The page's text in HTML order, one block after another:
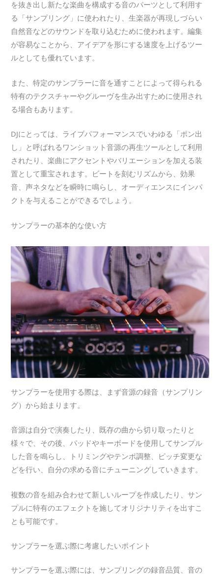
を抜き出し新たな楽曲を構成する音のパーツとして利用す
る「サンプリング」に使われたり、生楽器が再現しづらい
自然音などのサウンドを取り込むために使われます。編集
が容易なことから、アイデアを形にする速度を上げるツー
ルとしても優れています。
また、特定のサンプラーに音を通すことによって得られる
特有のテクスチャーやグルーヴを生み出すために使用され
る場合もあります。
DJにとっては、ライブパフォーマンスでいわゆる「ポン出
し」と呼ばれるワンショット音源の再生ツールとして利用
されたり、楽曲にアクセントやバリエーションを加える装
置として重宝されます。ビートを刻むリズムから、効果
音、声ネタなどを瞬時に鳴らし、オーディエンスにインパ
クトを与えることができるでしょう。
サンプラーの基本的な使い方
サンプラーを使用する際は、まず音源の録音（サンプリン
グ）から始まります。
音源は自分で演奏したり、既存の曲から切り取ったりと
様々で、その後、パッドやキーボードを使用してサンプル
した音を鳴らし、トリミングやテンポ調整、ピッチ変更な
どを行い、自分の求める音にチューニングしていきます。
複数の音を組み合わせて新しいループを作成したり、サン
プルに特有のエフェクトを施してオリジナリティを出すこ
とも可能です。
サンプラーを選ぶ際に考慮したいポイント
サンプラーを選ぶ際には、サンプリングの録音品質、音の